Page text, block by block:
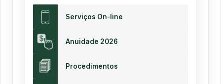
Serviços On-line
Anuidade 2026
Procedimentos